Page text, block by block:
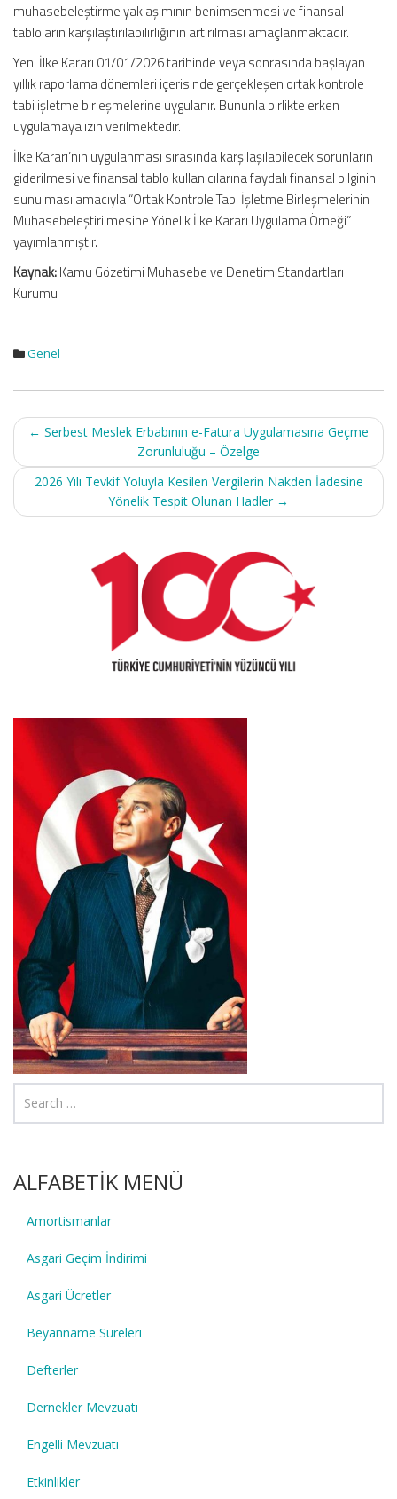
muhasebeleştirme yaklaşımının benimsenmesi ve finansal
tabloların karşılaştırılabilirliğinin artırılması amaçlanmaktadır.
Yeni İlke Kararı 01/01/2026 tarihinde veya sonrasında başlayan
yıllık raporlama dönemleri içerisinde gerçekleşen ortak kontrole
tabi işletme birleşmelerine uygulanır. Bununla birlikte erken
uygulamaya izin verilmektedir.
İlke Kararı’nın uygulanması sırasında karşılaşılabilecek sorunların
giderilmesi ve finansal tablo kullanıcılarına faydalı finansal bilginin
sunulması amacıyla “Ortak Kontrole Tabi İşletme Birleşmelerinin
Muhasebeleştirilmesine Yönelik İlke Kararı Uygulama Örneği”
yayımlanmıştır.
Kaynak:Kamu Gözetimi Muhasebe ve Denetim Standartları
Kurumu
Genel
Post
navigation
← Serbest Meslek Erbabının e-Fatura Uygulamasına Geçme
Zorunluluğu – Özelge
2026 Yılı Tevkif Yoluyla Kesilen Vergilerin Nakden İadesine
Yönelik Tespit Olunan Hadler →
ALFABETİK MENÜ
Amortismanlar
Asgari Geçim İndirimi
Asgari Ücretler
Beyanname Süreleri
Defterler
Dernekler Mevzuatı
Engelli Mevzuatı
Etkinlikler